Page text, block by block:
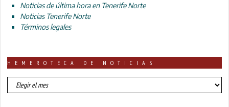
Noticias de última hora en Tenerife Norte
Noticias Tenerife Norte
Términos legales
HEMEROTECA DE NOTICIAS
HEMEROTECA
DE